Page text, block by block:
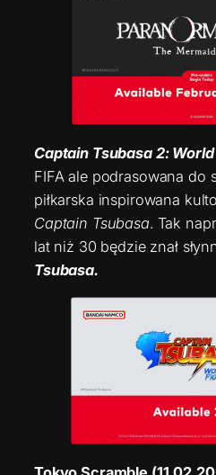
Captain Tsubasa 2:
FIFA ale podrasowana do
piłkarska inspirowana
Captain Tsubasa. Tak
lat niż 30 będzie znał
Tsubasa.